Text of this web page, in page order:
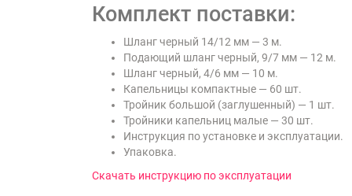
Комплект поставки:
Шланг черный 14/12 мм — 3 м.
Подающий шланг черный, 9/7 мм — 12 м.
Шланг черный, 4/6 мм — 10 м.
Капельницы компактные — 60 шт.
Тройник большой (заглушенный) — 1 шт.
Тройники капельниц малые — 30 шт.
Инструкция по установке и эксплуатации.
Упаковка.
Скачать инструкцию по эксплуатации